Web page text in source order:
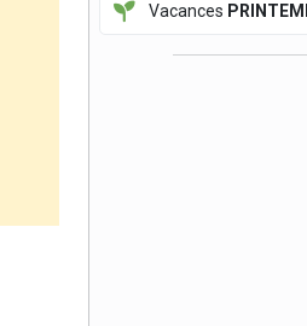
Vacances